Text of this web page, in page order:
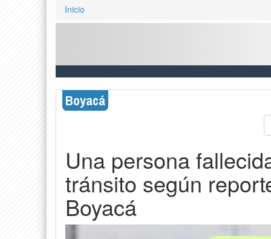
Inicio
Boyacá
Una persona
tránsito según
Boyacá